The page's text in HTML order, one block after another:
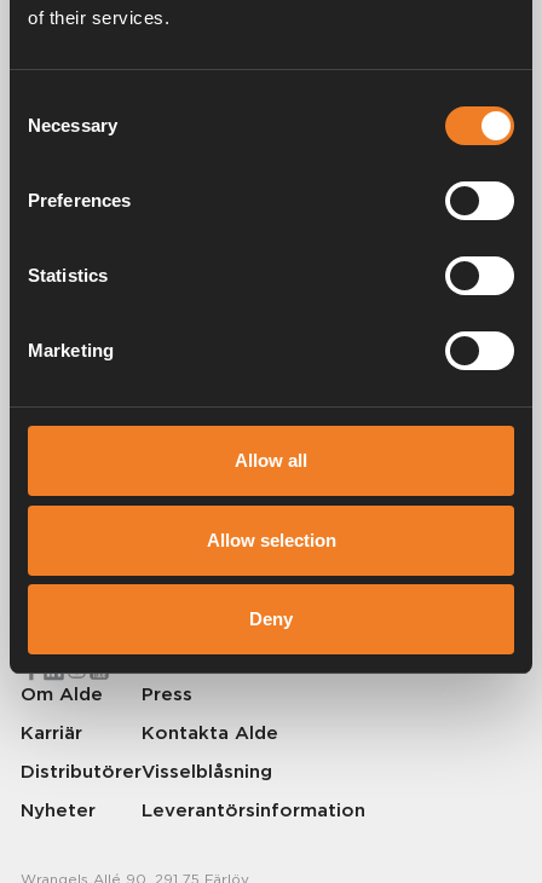
of their services.
Selection
Necessary
Preferences
Statistics
Marketing
Allow all
Allow selection
Deny
Service & support
värmesystem för husbilar och husvagnar. Redan då förstod vi hur
borta som hemma.
© 2026 Alde International Systems AB | Part ofTruma Group
Om Alde
Karriär
Distributörer
Nyheter
Press
Kontakta Alde
Visselblåsning
Leverantörsinformation
Wrangels Allé 90, 291 75 Färlöv